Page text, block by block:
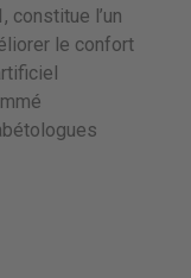
constitue l’un
le confort